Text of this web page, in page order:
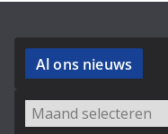
Al ons nieuws
Archieven